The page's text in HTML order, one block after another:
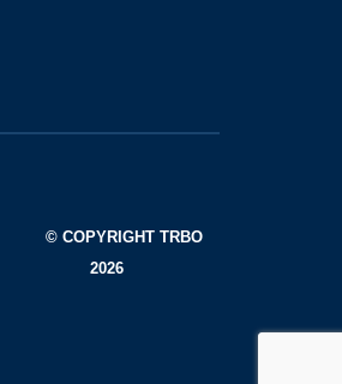
© COPYRIGHT TRBO
2026